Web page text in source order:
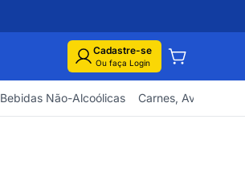
Cadastre-se
Ou faça Login
Bebidas Não-Alcoólicas Carnes, Aves e